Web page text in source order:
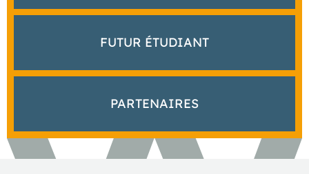
ENT
FUTUR ÉTUDIANT
NOUS RENCONTRER ›
PARTENAIRES
NOUS SOUTENIR ›
ACCUEILLIR UN STAGIAIRE / ALTERNANT
TAXE D’APPRENTISSAGE ›